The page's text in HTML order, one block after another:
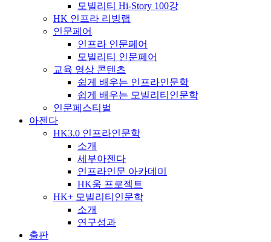
모빌리티 Hi-Story 100강
HK 인프라 리빙랩
인문페어
인프라 인문페어
모빌리티 인문페어
교육 영상 콘텐츠
쉽게 배우는 인프라인문학
쉽게 배우는 모빌리티인문학
인문페스티벌
아젠다
HK3.0 인프라인문학
소개
세부아젠다
인프라인문 아카데미
HK움 프로젝트
HK+ 모빌리티인문학
소개
연구성과
출판